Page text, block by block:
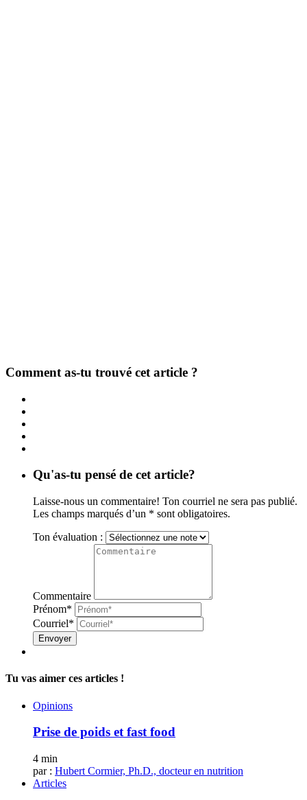
Comment as-tu trouvé cet article ?
Qu'as-tu pensé de cet article?
Laisse-nous un commentaire! Ton courriel ne sera pas publié.
Les champs marqués d’un * sont obligatoires.
Ton évaluation :
Commentaire
Prénom*
Courriel*
Envoyer
Tu vas aimer ces articles !
Opinions
Prise de poids et fast food
4 min
par : Hubert Cormier, Ph.D., docteur en nutrition
Articles